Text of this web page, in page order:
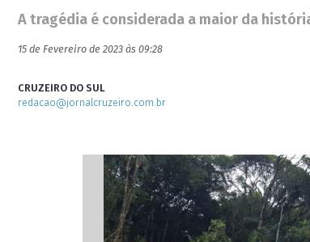
A tragédia é considerada a maior da
15 de Fevereiro de 2023 às 09:28
CRUZEIRO DO SUL
redacao@jornalcruzeiro.com.br